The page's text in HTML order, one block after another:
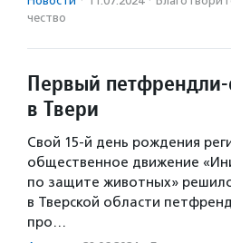
чест­во
Первый
в Твери
Свой 15-й день рождения
общественное движение
по защите животных»
в Тверской области
про…